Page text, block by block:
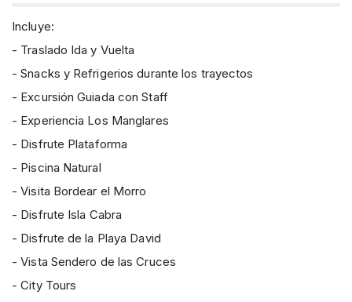
Incluye:
- Traslado Ida y Vuelta
- Snacks y Refrigerios durante los trayectos
- Excursión Guiada con Staff
- Experiencia Los Manglares
- Disfrute Plataforma
- Piscina Natural
- Visita Bordear el Morro
- Disfrute Isla Cabra
- Disfrute de la Playa David
- Vista Sendero de las Cruces
- City Tours